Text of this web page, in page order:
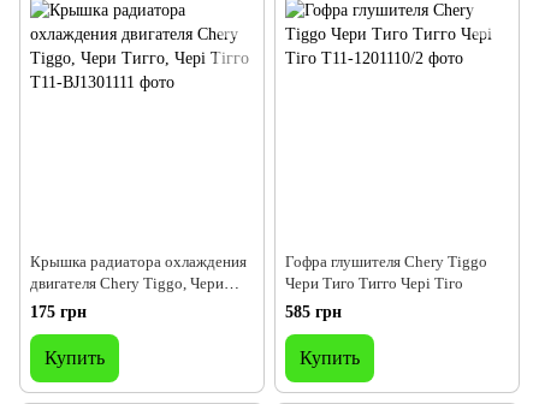
Крышка радиатора охлаждения
двигателя Chery Tiggo, Чери
Тигго, Чері Тігго
175 грн
Купить
Гофра глушителя Chery Tiggo
Чери Тиго Тигго Чері Тіго
585 грн
Купить